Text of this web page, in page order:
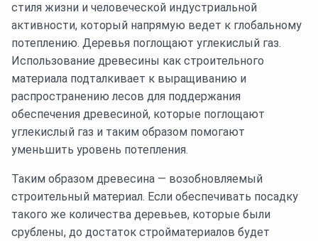
стиля жизни и человеческой индустриальной
активности, который напрямую ведет к глобальному
потеплению. Деревья поглощают углекислый газ.
Использование древесины как строительного
материала подталкивает к выращиванию и
распространению лесов для поддержания
обеспечения древесиной, которые поглощают
углекислый газ и таким образом помогают
уменьшить уровень потепления.
Таким образом древесина — возобновляемый
строительный материал. Если обеспечивать посадку
такого же количества деревьев, которые были
срублены, до достаток стройматериалов будет